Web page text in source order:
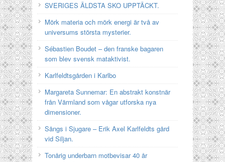
SVERIGES ÄLDSTA SKO UPPTÄCKT.
Mörk materia och mörk energi är två av
universums största mysterier.
Sébastien Boudet – den franske bagaren
som blev svensk mataktivist.
Karlfeldtsgården i Karlbo
Margareta Sunnemar: En abstrakt konstnär
från Värmland som vågar utforska nya
dimensioner.
Sångs i Sjugare – Erik Axel Karlfeldts gård
vid Siljan.
Tonårig underbarn motbevisar 40 år